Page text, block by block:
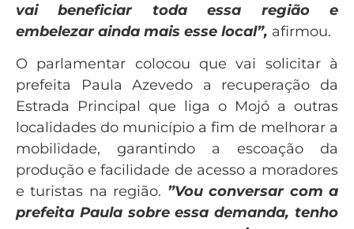
vai beneficiar toda essa região e
embelezar ainda mais esse local”, afirmou.
O parlamentar colocou que vai solicitar à
prefeita Paula Azevedo a recuperação da
Estrada Principal que liga o Mojó a outras
localidades do município a fim de melhorar a
mobilidade, garantindo a escoação da
produção e facilidade de acesso a moradores
e turistas na região. ”Vou conversar com a
prefeita Paula sobre essa demanda, tenho